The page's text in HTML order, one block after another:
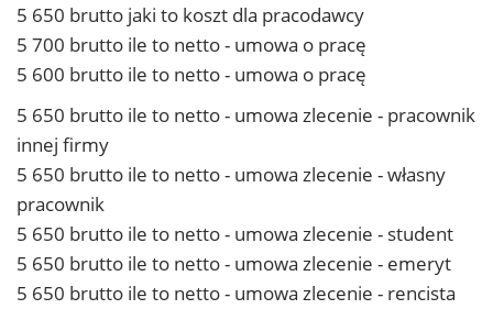
5 650 brutto jaki to koszt dla pracodawcy
5 700 brutto ile to netto - umowa o pracę
5 600 brutto ile to netto - umowa o pracę
5 650 brutto ile to netto - umowa zlecenie - pracownik
innej firmy
5 650 brutto ile to netto - umowa zlecenie - własny
pracownik
5 650 brutto ile to netto - umowa zlecenie - student
5 650 brutto ile to netto - umowa zlecenie - emeryt
5 650 brutto ile to netto - umowa zlecenie - rencista